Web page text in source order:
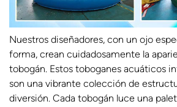
Nuestros diseñadores, con un ojo
forma, crean cuidadosamente la
tobogán. Estos toboganes acuáticos
son una vibrante colección de
diversión. Cada tobogán luce una